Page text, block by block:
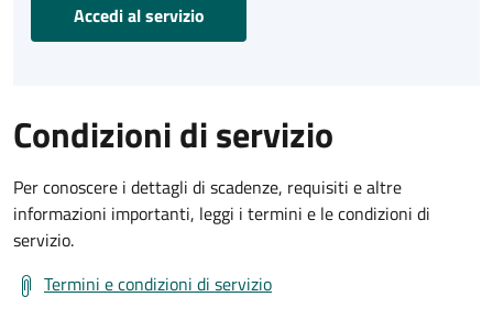
Accedi al servizio
Condizioni di servizio
Per conoscere i dettagli di scadenze, requisiti e altre
informazioni importanti, leggi i termini e le condizioni di
servizio.
Termini e condizioni di servizio